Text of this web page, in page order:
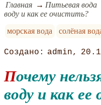
Главная Питьевая вода
воду и как ее очистить?
морская вода
солёная
admin
Почему нельзя пить морскую
воду и как